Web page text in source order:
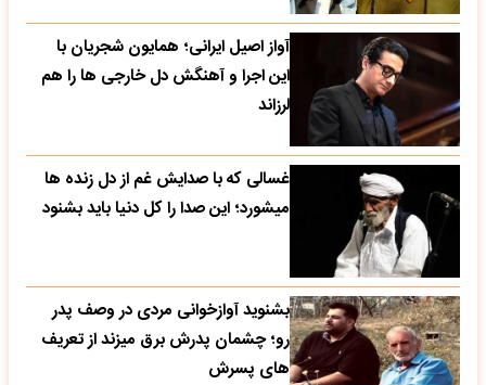
آواز اصیل ایرانی؛ همایون شجریان با
این اجرا و آهنگش دل خارجی ها را هم
لرزاند
غسالی که با صدایش غم از دل زنده ها
میشورد؛ این صدا را کل دنیا باید بشنود
بشنوید آوازخوانی مردی در وصف پدر
رو؛ چشمان پدرش برق میزند از تعریف
های پسرش